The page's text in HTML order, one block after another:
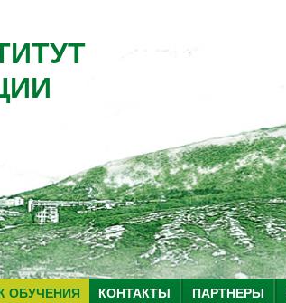
ОБУЧЕНИЯ КОНТАКТЫ ПАРТНЕРЫ